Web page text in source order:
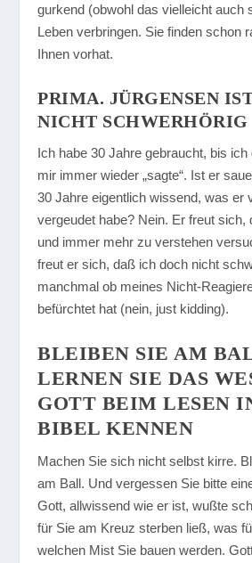
gurkend (obwohl das vielleicht auch
Leben verbringen. Sie finden schon
Ihnen vorhat.
PRIMA. JÜRGENSEN
NICHT SCHWERHÖRIG
Ich habe 30 Jahre gebraucht, bis
mir immer wieder „sagte“. Ist er
30 Jahre eigentlich wissend, was er
vergeudet habe? Nein. Er freut sich,
und immer mehr zu verstehen
freut er sich, daß ich doch nicht
manchmal ob meines Nicht-
befürchtet hat (nein, just kidding).
BLEIBEN SIE AM
LERNEN SIE DAS
GOTT BEIM LESEN
BIBEL KENNEN
Machen Sie sich nicht selbst kirre.
am Ball. Und vergessen Sie bitte
Gott, allwissend wie er ist, wußte
für Sie am Kreuz sterben ließ, was
welchen Mist Sie bauen werden.